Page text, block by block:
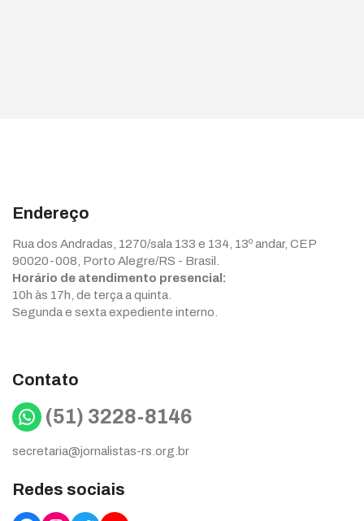
Endereço
Rua dos Andradas, 1270/sala 133 e 134, 13º andar, CEP
90020-008, Porto Alegre/RS - Brasil.
Horário de atendimento presencial:
10h às 17h, de terça a quinta.
Segunda e sexta expediente interno.
Contato
WhatsApp
(51) 3228-8146
secretaria@jornalistas-rs.org.br
Redes sociais